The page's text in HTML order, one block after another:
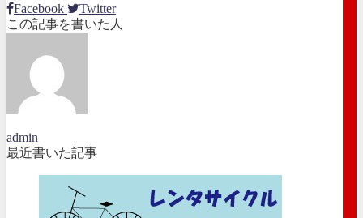
Facebook
Twitter
この記事を書いた人
admin
最近書いた記事